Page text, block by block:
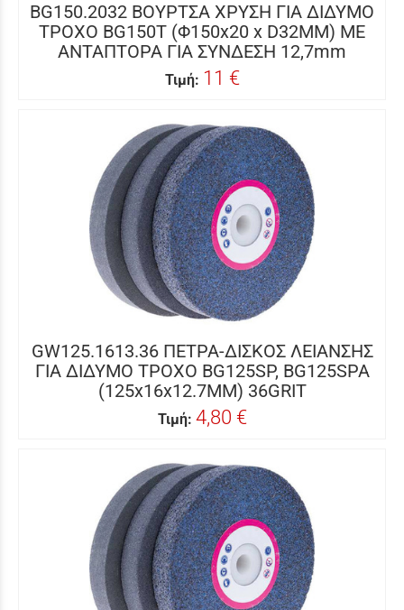
BG150.2032 ΒΟΥΡΤΣΑ ΧΡΥΣΗ ΓΙΑ ΔΙΔΥΜΟ
ΤΡΟΧΟ BG150T (Φ150x20 x D32MM) ΜΕ
ΑΝΤΑΠΤΟΡΑ ΓΙΑ ΣΥΝΔΕΣΗ 12,7mm
Τιμή: 11 €
GW125.1613.36 ΠΕΤΡΑ-ΔΙΣΚΟΣ ΛΕΙΑΝΣΗΣ
ΓΙΑ ΔΙΔΥΜΟ ΤΡΟΧΟ BG125SP, BG125SPA
(125x16x12.7MM) 36GRIT
Τιμή: 4,80 €